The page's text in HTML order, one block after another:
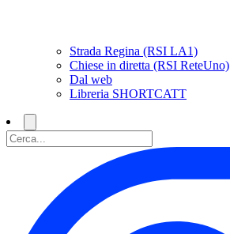
Strada Regina (RSI LA1)
Chiese in diretta (RSI ReteUno)
Dal web
Libreria SHORTCATT